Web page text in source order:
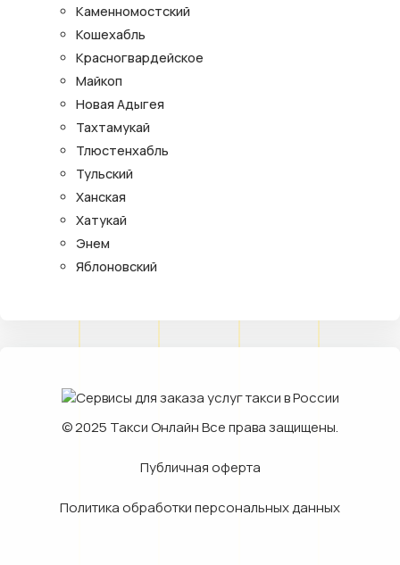
Каменномостский
Кошехабль
Красногвардейское
Майкоп
Новая Адыгея
Тахтамукай
Тлюстенхабль
Тульский
Ханская
Хатукай
Энем
Яблоновский
© 2025 Такси ОнлайнВсе права защищены.
Публичная оферта
Политика обработки персональных данных